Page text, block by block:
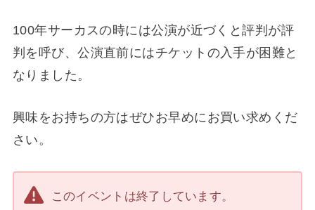
100年サーカスの時には公演が近づくと評判が評
判を呼び、公演直前にはチケットの入手が困難と
なりました。
興味をお持ちの方はぜひお早めにお買い求めくだ
さい。
このイベントは終了しています。